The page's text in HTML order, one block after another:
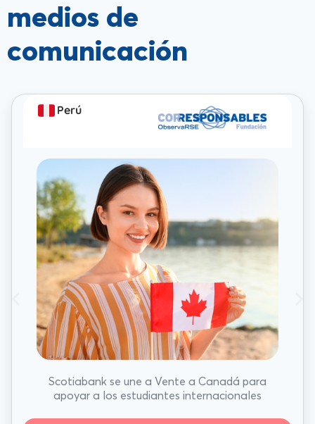
medios de
comunicación
Perú
Scotiabank se une a Vente a Canadá para
apoyar a los estudiantes internacionales